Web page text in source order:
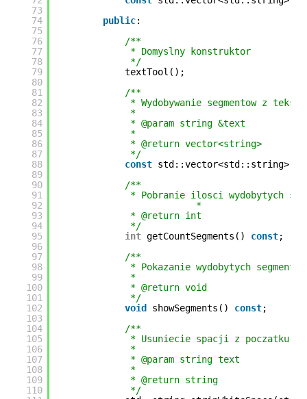
73
74
75
76
77
78
79
80
81
82
83
84
85
86
87
88
89
90
91
92
93
94
95
96
97
98
99
100
101
102
103
104
105
106
107
108
109
110
public:
/**
* Domyslny konstruktor
*/
textTool();
/**
* Wydobywanie segmentow z
*
* @param string &text
*
* @return vector<string>
*/
const std::vector<std::string> &
/**
* Pobranie ilosci wydobytych
*
* @return int
*/
int getCountSegments() const;
/**
* Pokazanie wydobytych
*
* @return void
*/
void
showSegments() const;
/**
* Usuniecie spacji z poczatku
*
* @param string text
*
* @return string
*/